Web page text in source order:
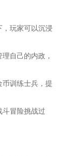
，玩家可以沉浸
自己的内政，
训练士兵，提
斗冒险挑战过